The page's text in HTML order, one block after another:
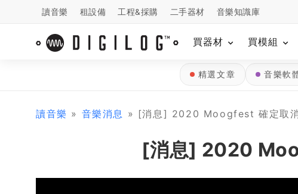
讀音樂 租設備 工程&採購 二手器材 音樂知識庫
買器材 買模組
精選文章 音樂軟
讀音樂 » 音樂消息 » [消息] 2020 Moogfest 確定取消
[消息] 2020